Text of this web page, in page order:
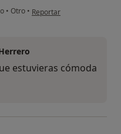
• Otro • en opinión del usuario
Reportar
estuvieras cómoda